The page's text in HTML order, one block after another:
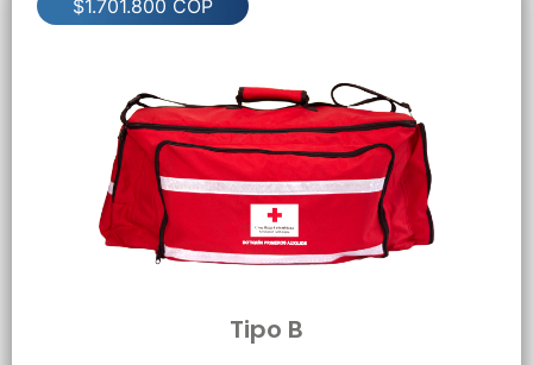
$1.701.800 COP
Tipo B